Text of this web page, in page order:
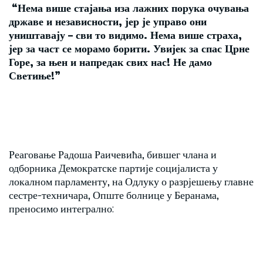
“Нема више стајања иза лажних порука очувања
државе и независности, јер је управо они
уништавају – сви то видимо. Нема више страха,
јер за част се морамо борити. Увијек за спас Црне
Горе, за њен и напредак свих нас! Не дамо
Светиње!”
Реаговање Радоша Раичевића, бившег члана и
одборника Демократске партије социјалиста у
локалном парламенту, на Одлуку о разрјешењу главне
сестре-техничара, Опште болнице у Беранама,
преносимо интегрално: